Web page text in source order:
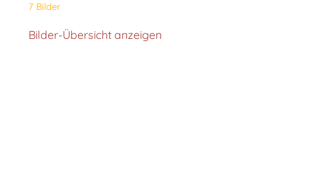
7 Bilder
Bilder-Übersicht anzeigen